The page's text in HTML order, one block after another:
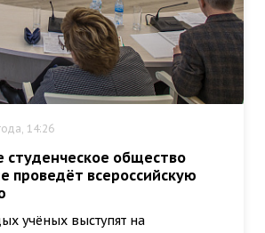
14:26
студенческое общество
проведёт всероссийскую
учёных выступят на